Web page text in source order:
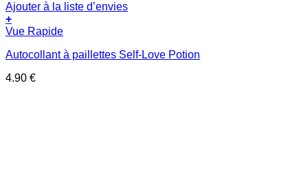
Ajouter à la liste d’envies
+
Vue Rapide
Autocollant à paillettes Self-Love Potion
4.90 €